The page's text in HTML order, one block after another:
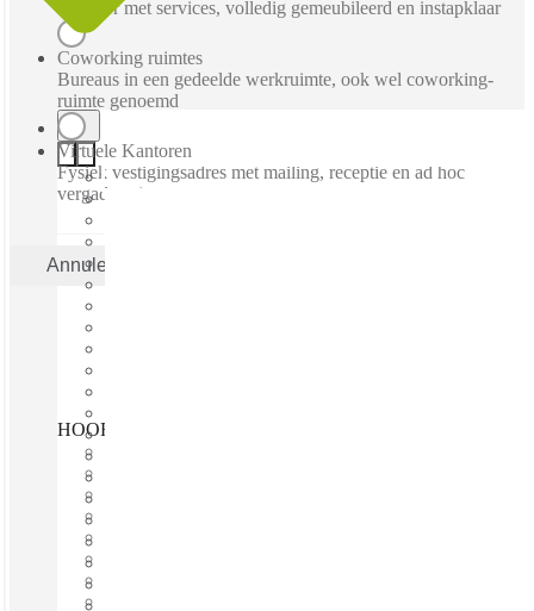
Kantoor met services, volledig gemeubileerd en instapklaar
Coworking ruimtes
Bureaus in een gedeelde werkruimte, ook wel coworking-
ruimte genoemd
Virtuele Kantoren
Fysiek vestigingsadres met mailing, receptie en ad hoc
vergaderruimtes
Annuleren
HOOFDDORP, Azura, Hoofddorp, 2132 GZ